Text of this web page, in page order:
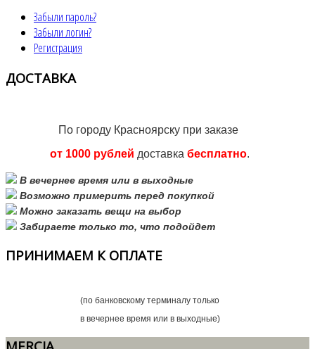
Забыли пароль?
Забыли логин?
Регистрация
ДОСТАВКА
По городу Красноярску при заказе
от 1000 рублей доставкабесплатно.
В вечернее время или в выходные
Возможно примерить перед покупкой
Можно заказать вещи на выбор
Забираете только то, что подойдет
ПРИНИМАЕМ К ОПЛАТЕ
(по банковскому терминалу только
в вечернее время или в выходные)